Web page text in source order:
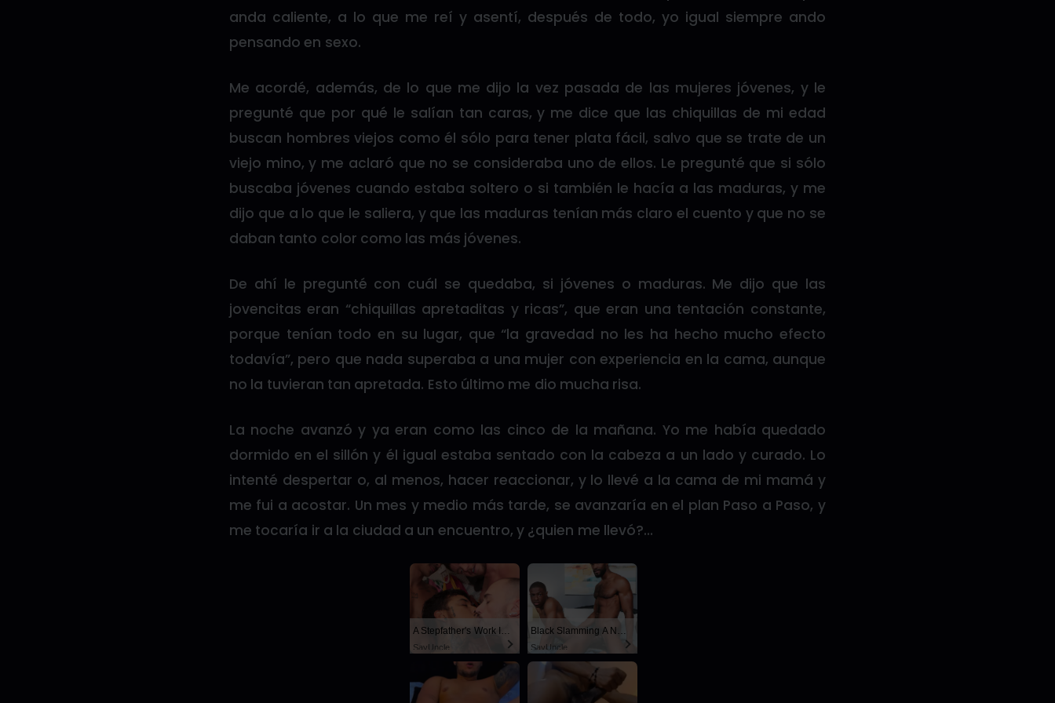
anda caliente, a lo que me reí y asentí, después de todo, yo igual siempre ando
pensando en sexo.
Me acordé, además, de lo que me dijo la vez pasada de las mujeres jóvenes, y le
pregunté que por qué le salían tan caras, y me dice que las chiquillas de mi edad
buscan hombres viejos como él sólo para tener plata fácil, salvo que se trate de un
viejo mino, y me aclaró que no se consideraba uno de ellos. Le pregunté que si sólo
buscaba jóvenes cuando estaba soltero o si también le hacía a las maduras, y me
dijo que a lo que le saliera, y que las maduras tenían más claro el cuento y que no se
daban tanto color como las más jóvenes.
De ahí le pregunté con cuál se quedaba, si jóvenes o maduras. Me dijo que las
jovencitas eran “chiquillas apretaditas y ricas”, que eran una tentación constante,
porque tenían todo en su lugar, que “la gravedad no les ha hecho mucho efecto
todavía”, pero que nada superaba a una mujer con experiencia en la cama, aunque
no la tuvieran tan apretada. Esto último me dio mucha risa.
La noche avanzó y ya eran como las cinco de la mañana. Yo me había quedado
dormido en el sillón y él igual estaba sentado con la cabeza a un lado y curado. Lo
intenté despertar o, al menos, hacer reaccionar, y lo llevé a la cama de mi mamá y
me fui a acostar. Un mes y medio más tarde, se avanzaría en el plan Paso a Paso, y
me tocaría ir a la ciudad a un encuentro, y ¿quien me llevó?…
SayUncle SayUncle